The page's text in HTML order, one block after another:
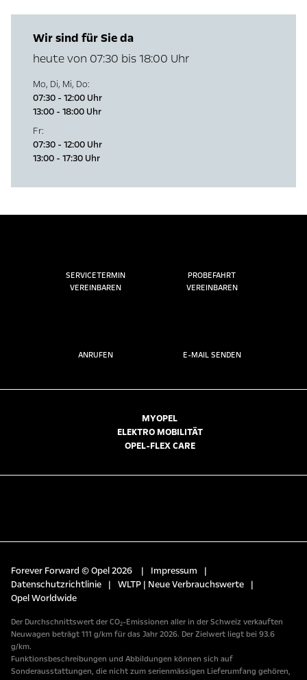
Wir sind für Sie da
heute von 07:30 bis 18:00 Uhr
Mo, Di, Mi, Do:
07:30 - 12:00 Uhr
13:00 - 18:00 Uhr
Fr:
07:30 - 12:00 Uhr
13:00 - 17:30 Uhr
SERVICETERMIN
VEREINBAREN
PROBEFAHRT
VEREINBAREN
ANRUFEN E-MAIL SENDEN
MYOPEL
ELEKTRO MOBILITÄT
OPEL-FLEX CARE
Forever Forward © Opel 2026 | Impressum
|
Datenschutzrichtlinie
| WLTP | Neue Verbrauchswerte
|
Opel Worldwide
Der Durchschnittswert der CO₂-Emissionen aller in der Schweiz verkauften
Neuwagen beträgt 111 g/km für das Jahr 2026. Der Zielwert liegt bei 93.6
g/km.
Funktionsbeschreibungen und Abbildungen können sich auf
Sonderausstattungen, die nicht zum serienmässigen Lieferumfang gehören,